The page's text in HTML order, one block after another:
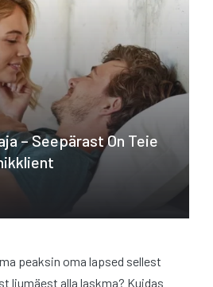
– Seepärast On Teie
peaksin oma lapsed sellest
liumäest alla laskma? Kuidas